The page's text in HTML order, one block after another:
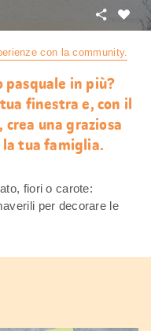
con la community.
Condividi
pasquale in più?
finestra e, con il
una graziosa
tua famiglia.
fiori o carote:
per decorare le